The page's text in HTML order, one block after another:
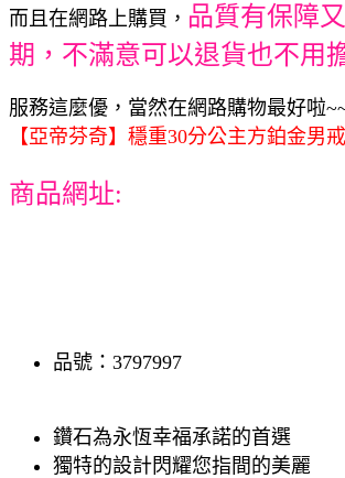
而且在網路上購買， 品質有保障
期，不滿意可以退貨也不用
服務這麼優，當然在網路購物最好啦
【亞帝芬奇】穩重30分公主方鉑金男
商品網址:
品號：3797997
鑽石為永恆幸福承諾的首選
獨特的設計閃耀您指間的美麗